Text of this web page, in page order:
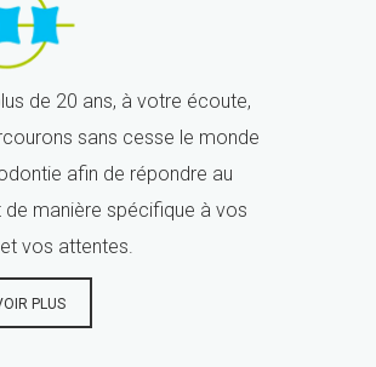
de 20 ans, à votre écoute,
sans cesse le monde
afin de répondre au
de manière spécifique à vos
vos attentes.
PLUS